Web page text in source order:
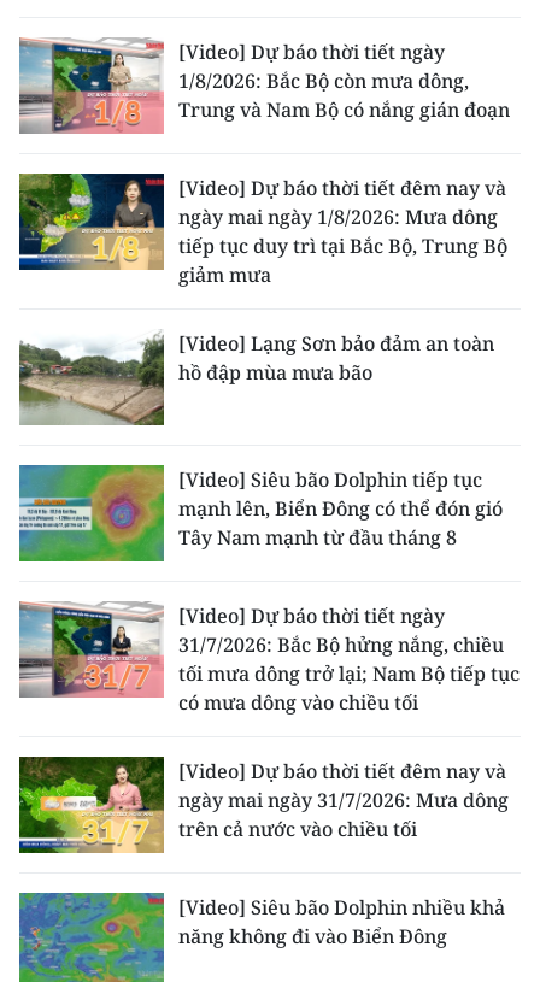
[Video] Dự báo thời tiết ngày
1/8/2026: Bắc Bộ còn mưa dông,
Trung và Nam Bộ có nắng gián đoạn
[Video] Dự báo thời tiết đêm nay và
ngày mai ngày 1/8/2026: Mưa dông
tiếp tục duy trì tại Bắc Bộ, Trung Bộ
giảm mưa
[Video] Lạng Sơn bảo đảm an toàn
hồ đập mùa mưa bão
[Video] Siêu bão Dolphin tiếp tục
mạnh lên, Biển Đông có thể đón gió
Tây Nam mạnh từ đầu tháng 8
[Video] Dự báo thời tiết ngày
31/7/2026: Bắc Bộ hửng nắng, chiều
tối mưa dông trở lại; Nam Bộ tiếp tục
có mưa dông vào chiều tối
[Video] Dự báo thời tiết đêm nay và
ngày mai ngày 31/7/2026: Mưa dông
trên cả nước vào chiều tối
[Video] Siêu bão Dolphin nhiều khả
năng không đi vào Biển Đông